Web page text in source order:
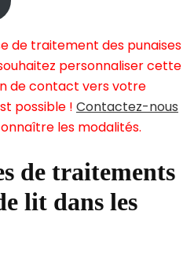
de traitement des punaises
personnaliser cette
de contact vers votre
possible ! Contactez-nous
les modalités.
de traitements
lit dans les